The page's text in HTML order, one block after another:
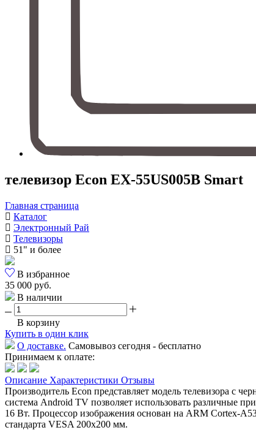
телевизор Econ EX-55US005B Smart
Главная страница
Каталог
Электронный Рай
Телевизоры
51" и более
В избранное
35 000 руб.
В наличии
В корзину
Купить в один клик
О доставке. Самовывоз сегодня - бесплатно
Принимаем к оплате:
Описание Характеристики Отзывы
Производитель Econ представляет модель телевизора с
система Android TV позволяет использовать различные
16 Вт. Процессор изображения основан на ARM Cortex-
стандарта VESA 200x200 мм.